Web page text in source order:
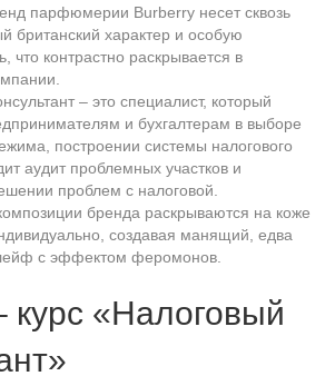
парфюмерии Burberry несет сквозь
британский характер и особую
что контрастно раскрывается в
– это специалист, который
и бухгалтерам в выборе
построении системы налогового
аудит проблемных участков и
проблем с налоговой.
бренда раскрываются на коже
создавая манящий, едва
с эффектом феромонов.
курс «Налоговый